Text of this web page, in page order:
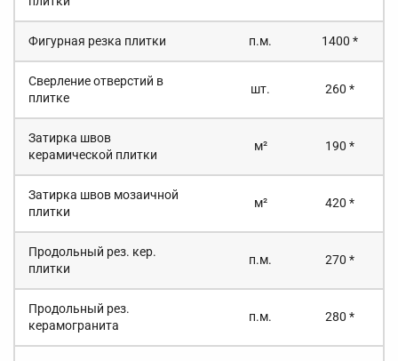
Фигурная резка плитки п.м. 1400 *
Сверление отверстий в
плитке
шт. 260 *
Затирка швов
керамической плитки
м² 190 *
Затирка швов мозаичной
плитки
м² 420 *
Продольный рез. кер.
плитки
п.м. 270 *
Продольный рез.
керамогранита
п.м. 280 *